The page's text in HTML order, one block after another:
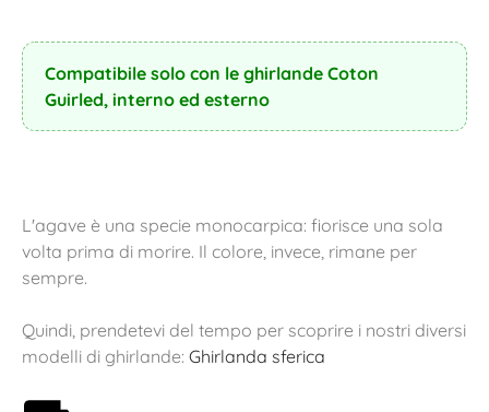
Compatibile solo con le ghirlande Coton
Guirled, interno ed esterno
L'agave è una specie monocarpica: fiorisce una sola
volta prima di morire. Il colore, invece, rimane per
sempre.
Quindi, prendetevi del tempo per scoprire i nostri diversi
modelli di ghirlande: Ghirlanda sferica